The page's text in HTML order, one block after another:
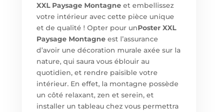
XXL Paysage Montagneet embellissez
votre intérieur avec cette pièce unique
et de qualité ! Opter pour unPoster XXL
Paysage Montagneest l’assurance
d’avoir une décoration murale axée sur la
nature, qui saura vous éblouir au
quotidien, et rendre paisible votre
intérieur. En effet, la montagne possède
un côté relaxant, zen et serein, et
installer un tableau chez vous permettra